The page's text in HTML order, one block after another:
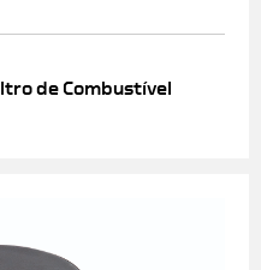
de Combustível